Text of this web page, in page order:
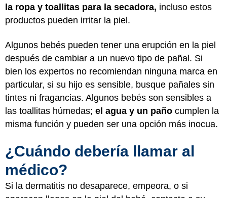
la ropa y toallitas para la secadora, incluso estos
productos pueden irritar la piel.
Algunos bebés pueden tener una erupción en la piel
después de cambiar a un nuevo tipo de pañal. Si
bien los expertos no recomiendan ninguna marca en
particular, si su hijo es sensible, busque pañales sin
tintes ni fragancias. Algunos bebés son sensibles a
las toallitas húmedas; el agua y un paño cumplen la
misma función y pueden ser una opción más inocua.
¿Cuándo debería llamar al
médico?
Si la dermatitis no desaparece, empeora, o si